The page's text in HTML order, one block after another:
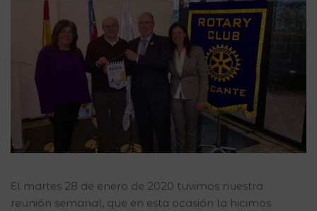
El martes 28 de enero de 2020 tuvimos nuestra
reunión semanal, que en esta ocasión la hicimos